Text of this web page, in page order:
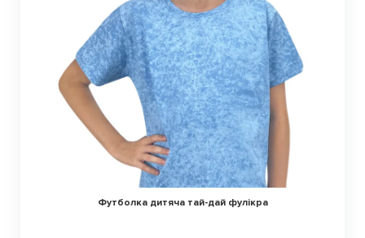
Футболка дитяча тай-дай фулікра